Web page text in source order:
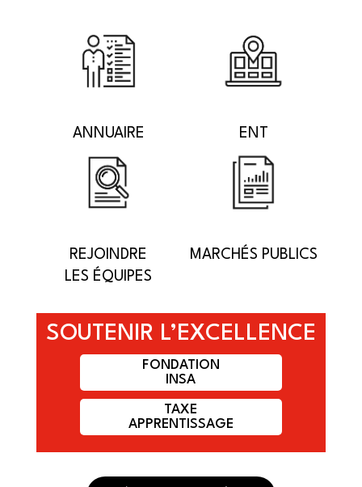
ANNUAIRE ENT
REJOINDRE
LES ÉQUIPES
MARCHÉS PUBLICS
SOUTENIR L’EXCELLENCE
FONDATION
INSA
TAXE
APPRENTISSAGE